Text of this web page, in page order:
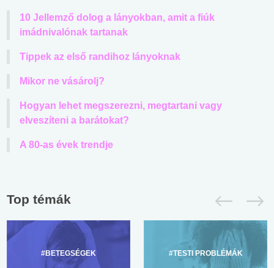
10 Jellemző dolog a lányokban, amit a fiúk
imádnivalónak tartanak
Tippek az első randihoz lányoknak
Mikor ne vásárolj?
Hogyan lehet megszerezni, megtartani vagy
elveszíteni a barátokat?
A 80-as évek trendje
Top témák
#BETEGSÉGEK #TESTI PROBLÉMÁK